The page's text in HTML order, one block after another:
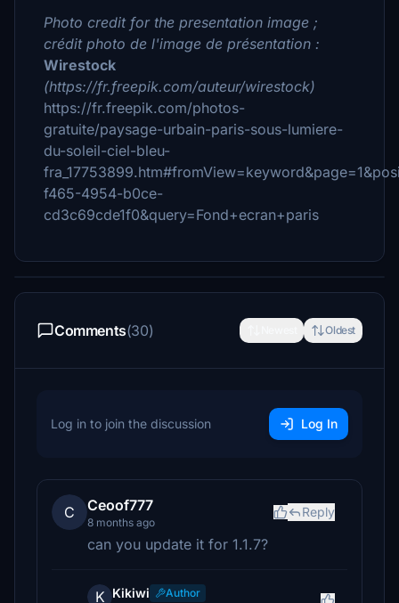
Photo credit for the presentation image ;
crédit photo de l'image de présentation :
Wirestock
(https://fr.freepik.com/auteur/wirestock)
https://fr.freepik.com/photos-
gratuite/paysage-urbain-paris-sous-lumiere-
du-soleil-ciel-bleu-
f465-4954-b0ce-
cd3c69cde1f0&query=Fond+ecran+paris
Comments(30) Oldest
Log in to join the discussion Log In
C Ceoof777
8 months ago
Reply
can you update it for 1.1.7?
K Kikiwi
Author